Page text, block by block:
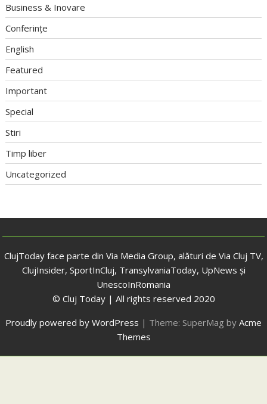
Business & Inovare
Conferințe
English
Featured
Important
Special
Stiri
Timp liber
Uncategorized
ClujToday face parte din Via Media Group, alături de Via Cluj TV,
ClujInsider, SportInCluj, TransylvaniaToday, UpNews și
UnescoInRomania
© Cluj Today | All rights reserved 2020
Proudly powered by WordPress | Theme: SuperMag by Acme
Themes